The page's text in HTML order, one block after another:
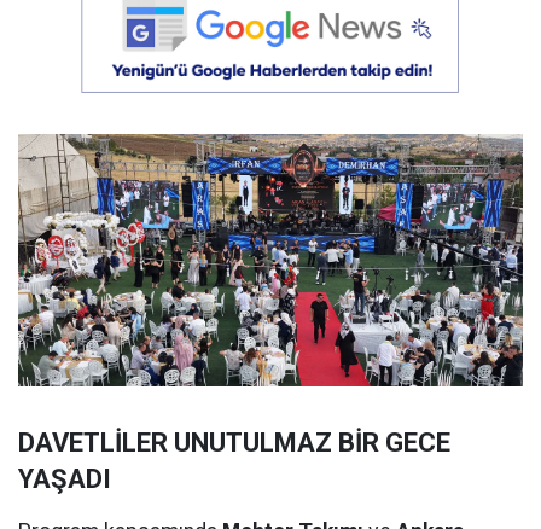
DAVETLİLER UNUTULMAZ BİR GECE
YAŞADI